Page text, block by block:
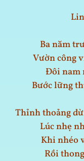
Ba năm
Vườn công
Đôi nam
Bước lững
Thỉnh thoảng
Lúc nhẹ
Khi nhéo
Rồi